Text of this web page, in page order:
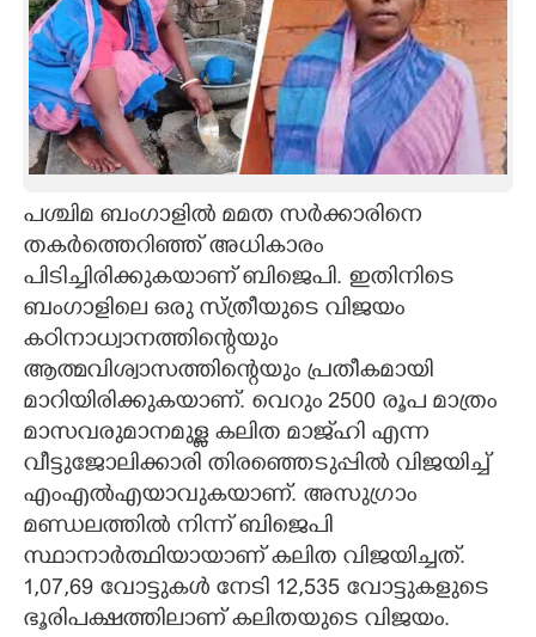
INFO+
ART
ASTRO
CARTOONS
LITERATURE
ZOOM
CONTACT US
പശ്ചിമ ബംഗാളിൽ മമത സർക്കാരിനെ
തകർത്തെറിഞ്ഞ് അധികാരം
പിടിച്ചിരിക്കുകയാണ് ബിജെപി. ഇതിനിടെ
ബംഗാളിലെ ഒരു സ്ത്രീയുടെ വിജയം
കഠിനാധ്വാനത്തിന്റെയും
ആത്മവിശ്വാസത്തിന്റെയും പ്രതീകമായി
മാറിയിരിക്കുകയാണ്. വെറും 2500 രൂപ മാത്രം
മാസവരുമാനമുള്ള കലിത മാജ്‌ഹി എന്ന
വീട്ടുജോലിക്കാരി തിരഞ്ഞെടുപ്പിൽ വിജയിച്ച്
എംഎൽഎയാവുകയാണ്. അസുഗ്രാം
മണ്ഡലത്തിൽ നിന്ന് ബിജെപി
സ്ഥാനാർത്ഥിയായാണ് കലിത വിജയിച്ചത്.
1,07,69 വോട്ടുകൾ നേടി 12,535 വോട്ടുകളുടെ
ഭൂരിപക്ഷത്തിലാണ് കലിതയുടെ വിജയം.